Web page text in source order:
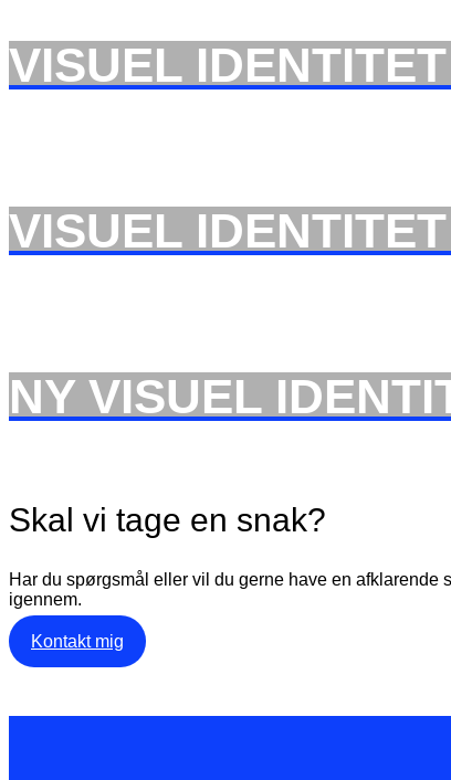
VISUEL
VISUEL
NY VISUEL
Skal vi tage en snak?
Har du spørgsmål eller vil du gerne have en afklarende
igennem.
Kontakt mig